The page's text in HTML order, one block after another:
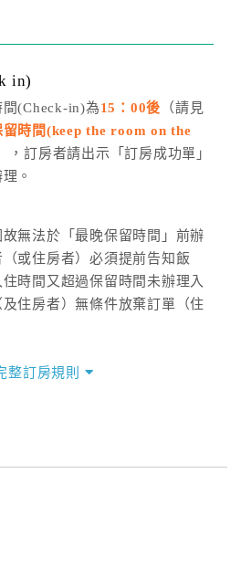
，皆為次日計算及辦理。
晚上6:00
in)
(Check-in)為15：00後 （請見
留時間(keep the room on the
，訂房者請出示「訂房成功單」
。
無法於「最晚保留時間」前辦
或住房者）必須提前告知飯
時間又超過保留時間未辦理入
住房者）無條件放棄訂單（住
整訂房規則